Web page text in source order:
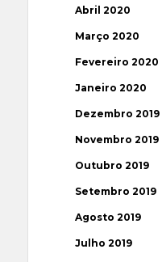
Abril 2020
Março 2020
Fevereiro 2020
Janeiro 2020
Dezembro 2019
Novembro 2019
Outubro 2019
Setembro 2019
Agosto 2019
Julho 2019